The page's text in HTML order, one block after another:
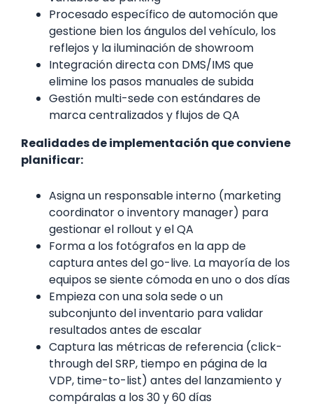
Procesado específico de automoción que
gestione bien los ángulos del vehículo, los
reflejos y la iluminación de showroom
Integración directa con DMS/IMS que
elimine los pasos manuales de subida
Gestión multi-sede con estándares de
marca centralizados y flujos de QA
Realidades de implementación que conviene
planificar:
Asigna un responsable interno (marketing
coordinator o inventory manager) para
gestionar el rollout y el QA
Forma a los fotógrafos en la app de
captura antes del go-live. La mayoría de los
equipos se siente cómoda en uno o dos días
Empieza con una sola sede o un
subconjunto del inventario para validar
resultados antes de escalar
Captura las métricas de referencia (click-
through del SRP, tiempo en página de la
VDP, time-to-list) antes del lanzamiento y
compáralas a los 30 y 60 días